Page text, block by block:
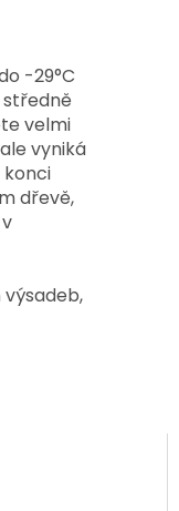
-29°C
středně
velmi
vyniká
konci
dřevě,